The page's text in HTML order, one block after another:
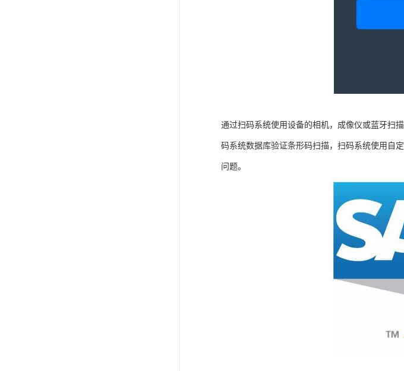
通过扫码系统使用设备的相机，成像仪或蓝牙扫
码系统数据库验证条形码扫描，扫码系统使用自
问题。